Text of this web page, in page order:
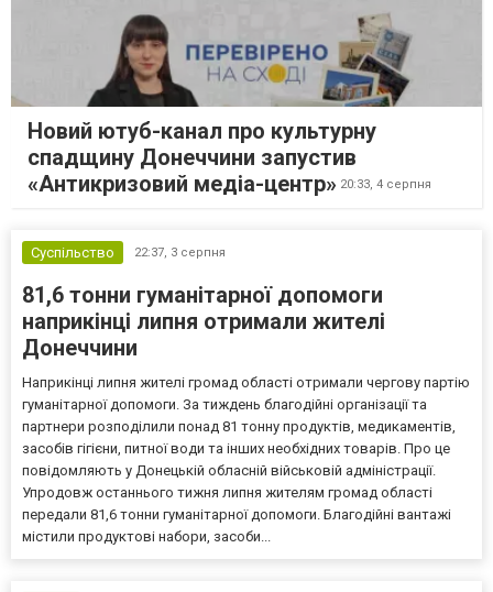
Новий ютуб-канал про культурну
спадщину Донеччини запустив
«Антикризовий медіа-центр» 20:33, 4 серпня
Суспільство 22:37, 3 серпня
81,6 тонни гуманітарної допомоги
наприкінці липня отримали жителі
Донеччини
Наприкінці липня жителі громад області отримали чергову партію
гуманітарної допомоги. За тиждень благодійні організації та
партнери розподілили понад 81 тонну продуктів, медикаментів,
засобів гігієни, питної води та інших необхідних товарів. Про це
повідомляють у Донецькій обласній військовій адміністрації.
Упродовж останнього тижня липня жителям громад області
передали 81,6 тонни гуманітарної допомоги. Благодійні вантажі
містили продуктові набори, засоби...